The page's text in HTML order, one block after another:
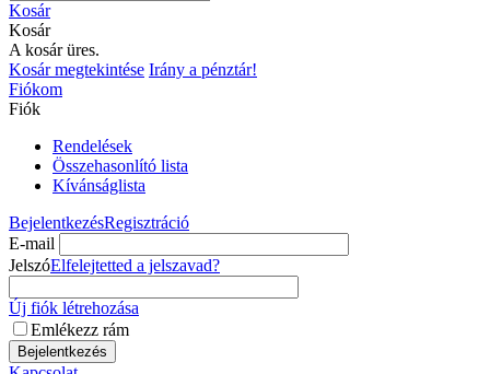
Kosár
Kosár
A kosár üres.
Kosár megtekintése Irány a pénztár!
Fiókom
Fiók
Rendelések
Összehasonlító lista
Kívánságlista
BejelentkezésRegisztráció
E-mail
JelszóElfelejtetted a jelszavad?
Új fiók létrehozása
Emlékezz rám
Bejelentkezés